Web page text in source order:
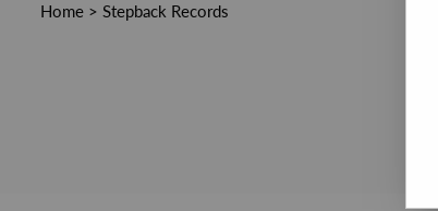
Home > Stepback Records